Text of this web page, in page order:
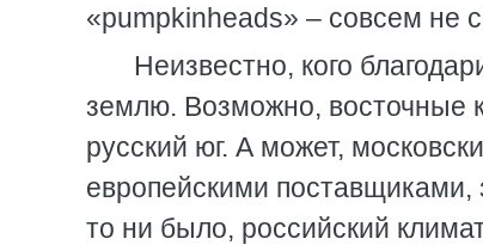
«pumpkinheads» – совсем не
Неизвестно, кого
землю. Возможно, восточные
русский юг. А может,
европейскими
то ни было, российский